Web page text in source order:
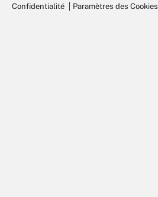
Confidentialité
Paramètres des Cookies